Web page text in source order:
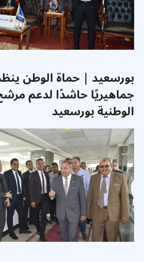
بورسعيد | حماة الوطن
جماهيريًا حاشدًا لدعم
الوطنية بورسعيد